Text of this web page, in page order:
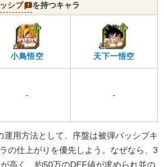
シブ を持つキャラ
小鳥悟空 天下一悟空
- -
運用方法として、序盤は被弾パッシブキ
の仕上がりを優先しよう。なぜなら、3
高く、約50万のDEF値が求められ並の